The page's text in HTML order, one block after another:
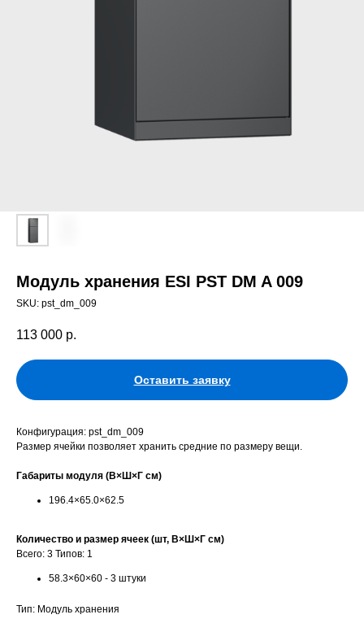
Модуль хранения ESI PST DM A 009
SKU: pst_dm_009
113 000 р.
Оставить заявку
Конфигурация: pst_dm_009
Размер ячейки позволяет хранить средние по размеру вещи.
Габариты модуля (В×Ш×Г см)
196.4×65.0×62.5
Количество и размер ячеек (шт, В×Ш×Г см)
Всего: 3 Типов: 1
58.3×60×60 - 3 штуки
Тип: Модуль хранения